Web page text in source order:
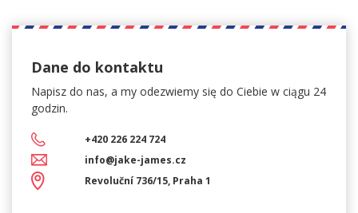
Dane do kontaktu
Napisz do nas, a my odezwiemy się do Ciebie w ciągu 24
godzin.
+420 226 224 724
info@jake-james.cz
Revoluční 736/15, Praha 1